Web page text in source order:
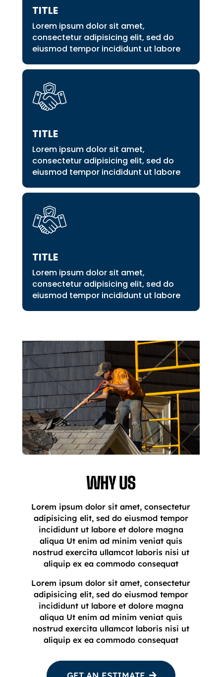
TITLE
Lorem ipsum dolor sit amet,
consectetur adipisicing elit, sed do
eiusmod tempor incididunt ut labore
TITLE
Lorem ipsum dolor sit amet,
consectetur adipisicing elit, sed do
eiusmod tempor incididunt ut labore
TITLE
Lorem ipsum dolor sit amet,
consectetur adipisicing elit, sed do
eiusmod tempor incididunt ut labore
WHY US
Lorem ipsum dolor sit amet, consectetur
adipisicing elit, sed do eiusmod tempor
incididunt ut labore et dolore magna
aliqua Ut enim ad minim veniat quis
nostrud exercita ullamcot laboris nisi ut
aliquip ex ea commodo consequat
Lorem ipsum dolor sit amet, consectetur
adipisicing elit, sed do eiusmod tempor
incididunt ut labore et dolore magna
aliqua Ut enim ad minim veniat quis
nostrud exercita ullamcot laboris nisi ut
aliquip ex ea commodo consequat